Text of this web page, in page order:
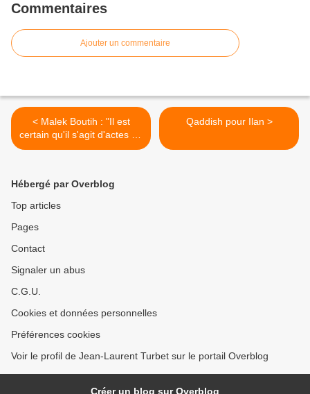
Commentaires
Ajouter un commentaire
< Malek Boutih : "Il est
certain qu'il s'agit d'actes de
crapulerie antisémites".
Qaddish pour Ilan >
Hébergé par Overblog
Top articles
Pages
Contact
Signaler un abus
C.G.U.
Cookies et données personnelles
Préférences cookies
Voir le profil de Jean-Laurent Turbet sur le portail Overblog
Créer un blog sur Overblog